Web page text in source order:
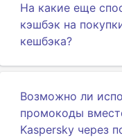
На какие еще
кэшбэк на
кешбэка?
Возможно ли
промокоды
Kaspersky через